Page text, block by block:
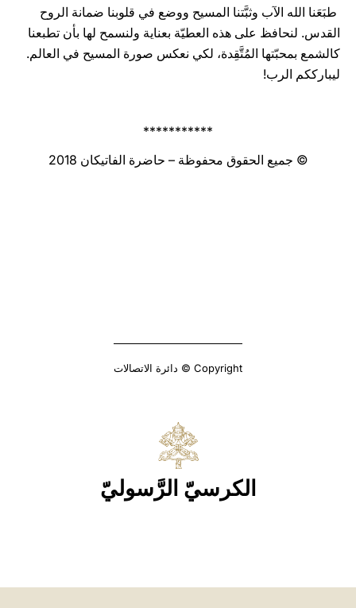
طبَعَنا الله الآب وثبَّتنا المسيح ووضع في قلوبنا ضمانة الروح
القدس. لنحافظ على هذه العطيّة بعناية ولنسمح لها بأن تطبعنا
كالشمع بمحبّتها المُتَّقِدة، لكي نعكس صورة المسيح في العالم.
ليبارككم الرب!
***********
© جميع الحقوق محفوظة – حاضرة الفاتيكان 2018
Copyright © دائرة الاتصالات
الكرسيّ الرَّسوليّ